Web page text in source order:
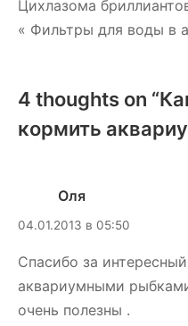
Навигация
по
Цихлазома
« Фильтры для воды в
4 thoughts on “
кормить
Оля
04.01.2013 в 05:50
Спасибо за
аквариумными
очень полезны .